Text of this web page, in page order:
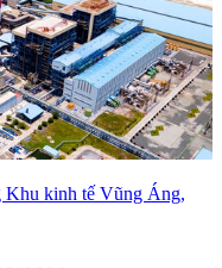
Khu kinh tế Vũng Áng,